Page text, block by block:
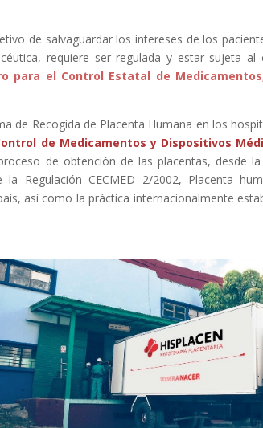
de salvaguardar los intereses de los
requiere ser regulada y estar sujeta al
para el Control Estatal de
de Recogida de Placenta Humana en los
de Medicamentos y Dispositivos
de obtención de las placentas, desde
Regulación CECMED 2/2002, Placenta
así como la práctica internacionalmente